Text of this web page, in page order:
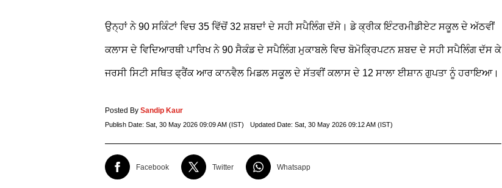
ਉਨ੍ਹਾਂ ਨੇ 90 ਸਕਿੰਟਾਂ ਵਿਚ 35 ਵਿੱਚੋਂ 32 ਸ਼ਬਦਾਂ ਦੇ ਸਹੀ ਸਪੈਲਿੰਗ ਦੱਸੇ। ਡੇ ਕ੍ਰੀਕ ਇੰਟਰਮੀਡੀਏਟ ਸਕੂਲ ਦੇ ਅੱਠਵੀਂ
ਕਲਾਸ ਦੇ ਵਿਦਿਆਰਥੀ ਪਾਰਿਖ ਨੇ 90 ਸੈਕੰਡ ਦੇ ਸਪੈਲਿੰਗ ਮੁਕਾਬਲੇ ਵਿਚ ਬੋਮੋਕ੍ਰਿਪਟਨ ਸ਼ਬਦ ਦੇ ਸਹੀ ਸਪੈਲਿੰਗ ਦੱਸ ਕੇ
ਜਰਸੀ ਸਿਟੀ ਸਥਿਤ ਫ੍ਰੈਂਕ ਆਰ ਕਾਨਵੈਲ ਮਿਡਲ ਸਕੂਲ ਦੇ ਸੱਤਵੀਂ ਕਲਾਸ ਦੇ 12 ਸਾਲਾ ਈਸ਼ਾਨ ਗੁਪਤਾ ਨੂੰ ਹਰਾਇਆ।
Posted By Sandip Kaur
Publish Date: Sat, 30 May 2026 09:09 AM (IST) Updated Date: Sat, 30 May 2026 09:12 AM (IST)
Facebook Twitter Whatsapp